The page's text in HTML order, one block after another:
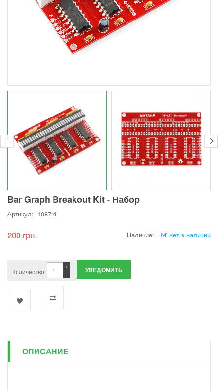
Bar Graph Breakout Kit - Набор
Артикул: 1087rd
200 грн. Наличие: нет в наличии
Количество −
+ УВЕДОМИТЬ
ОПИСАНИЕ